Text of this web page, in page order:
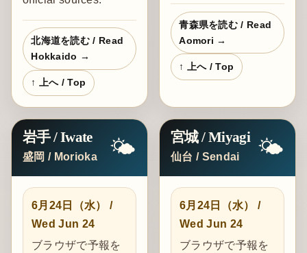
北海道を読む / Read
Hokkaido →
↑ 上へ / Top
青森県を読む / Read
Aomori →
↑ 上へ / Top
岩手 / Iwate
盛岡 / Morioka 🌤️
6月24日（水） /
Wed Jun 24
ブラウザで予報を
宮城 / Miyagi
仙台 / Sendai 🌤️
6月24日（水） /
Wed Jun 24
ブラウザで予報を